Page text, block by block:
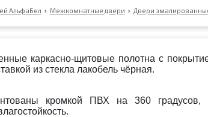
АльфаБел Межкомнатные двери Двери
каркасно-щитовые полотна с
из стекла лакобель чёрная.
кромкой ПВХ на 360